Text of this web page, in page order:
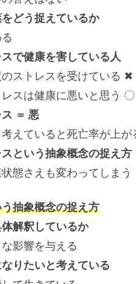
どう捉えているか
で健康を害している人
レスを受けている ✖
康に悪いと思う 〇
＝ 悪
ると死亡率が上が
スという抽象概念の捉え方
も変わってしまう
抽象概念の捉え方
解釈しているか
影響を与える
りたいと考えている